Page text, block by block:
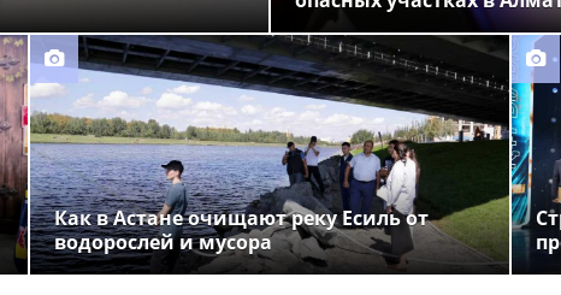
Как в Астане очищают реку Есиль от
водорослей и мусора